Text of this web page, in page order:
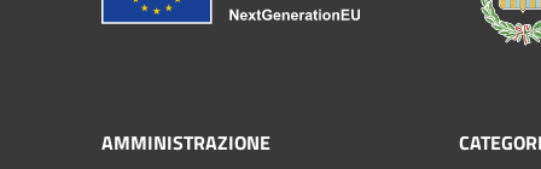
AMMINISTRAZIONE